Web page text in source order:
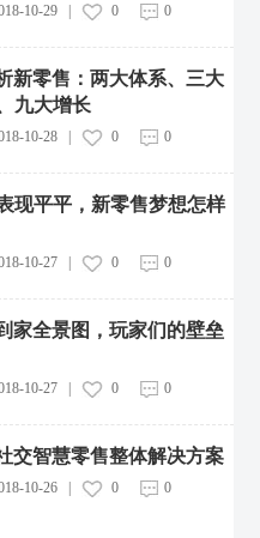
10-29| 0 0
新零售：两大体系、三大
九大增长
10-28| 0 0
现平平，新零售梦想怎样
10-27| 0 0
家全景图，玩家们的壁垒
10-27| 0 0
交智慧零售整体解决方案
10-26| 0 0